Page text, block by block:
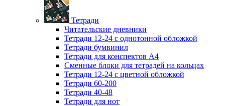
Тетради
Читательские дневники
Тетради 12-24 с однотонной обложкой
Тетради бумвинил
Тетради для конспектов А4
Сменные блоки для тетрадей на кольцах
Тетради 12-24 с цветной обложкой
Тетради 60-200
Тетради 40-48
Тетради для нот